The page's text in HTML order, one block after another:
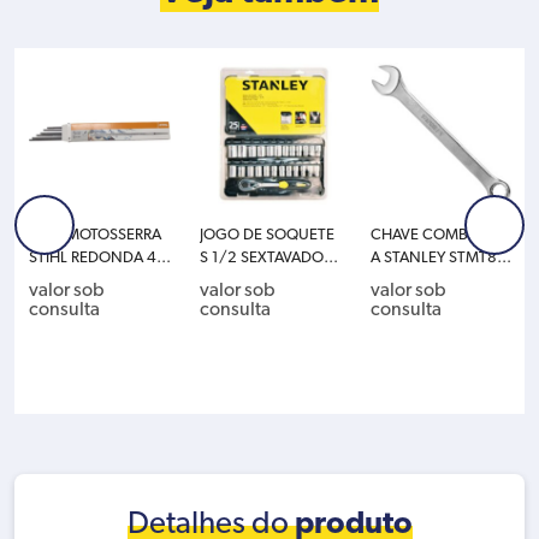
LIMA MOTOSSERRA
STIHL REDONDA 4X
200 PARA 3/8 PMN
C 1.1MM E PM 1.3M
valor sob
consulta
JOGO DE SOQUETE
S 1/2 SEXTAVADOS
CROMO VANADIO P
OLIDO 25PCS STAN
valor sob
consulta
CHAVE COMBINAD
A STANLEY STMT80
217-840 8MM
valor sob
consulta
Detalhes doproduto